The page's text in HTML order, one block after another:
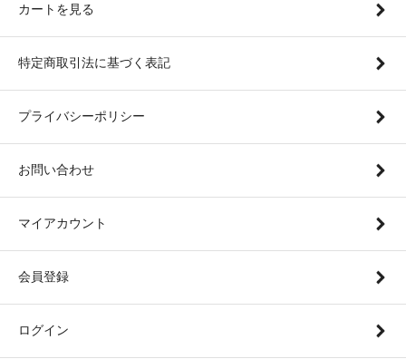
カートを見る
特定商取引法に基づく表記
プライバシーポリシー
お問い合わせ
マイアカウント
会員登録
ログイン